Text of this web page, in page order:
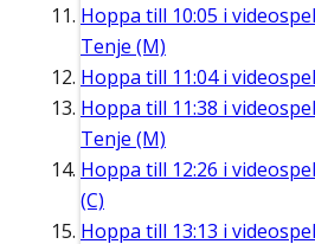
Hoppa till 10:05 i
Tenje (M)
Hoppa till 11:04i
Hoppa till 11:38 i
Tenje (M)
Hoppa till 12:26 i
(C)
Hoppa till 13:13 i